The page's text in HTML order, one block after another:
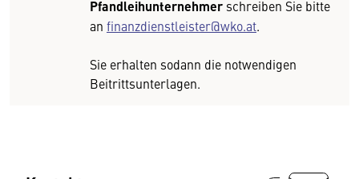
Pfandleihunternehmer schreiben Sie bitte
an finanzdienstleister@wko.at.
Sie erhalten sodann die notwendigen
Beitrittsunterlagen.